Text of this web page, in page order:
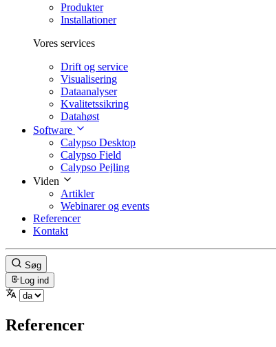
Produkter
Installationer
Vores services
Drift og service
Visualisering
Dataanalyser
Kvalitetssikring
Datahøst
Software
Calypso Desktop
Calypso Field
Calypso Pejling
Viden
Artikler
Webinarer og events
Referencer
Kontakt
Søg
Log ind
Referencer